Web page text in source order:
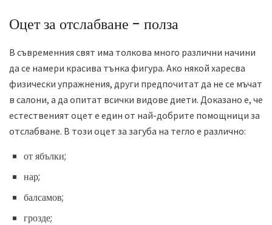
Оцет за отслабване - полза
В съвременния свят има толкова много различни начини
да се намери красива тънка фигура. Ако някой харесва
физически упражнения, други предпочитат да не се мъчат
в салони, а да опитат всички видове диети. Доказано е, че
естественият оцет е един от най-добрите помощници за
отслабване. В този оцет за загуба на тегло е различно:
от ябълки;
нар;
балсамов;
грозде;